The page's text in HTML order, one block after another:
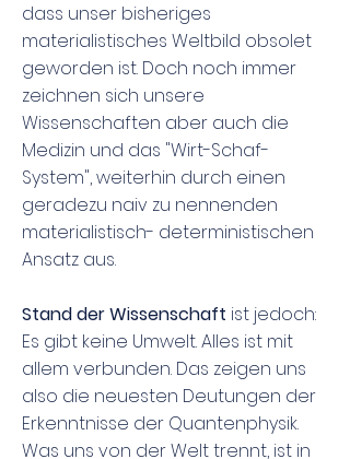
dass unser bisheriges
materialistisches Weltbild obsolet
geworden ist. Doch noch immer
zeichnen sich unsere
Wissenschaften aber auch die
Medizin und das "Wirt-Schaf-
System", weiterhin durch einen
geradezu naiv zu nennenden
materialistisch- deterministischen
Ansatz aus.
Stand der Wissenschaft ist jedoch:
Es gibt keine Umwelt. Alles ist mit
allem verbunden. Das zeigen uns
also die neuesten Deutungen der
Erkenntnisse der Quantenphysik.
Was uns von der Welt trennt, ist in